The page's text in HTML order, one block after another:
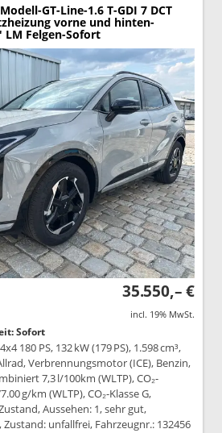
GT-Line-1.6 T-GDI 7 DCT
vorne und hinten-
LM Felgen-Sofort
35.550,– €
incl. 19% MwSt.
Sofort
180 PS, 132 kW (179 PS), 1.598 cm³,
Verbrennungsmotor (ICE), Benzin,
7,3 l/100km (WLTP), CO₂-
g/km (WLTP), CO₂-Klasse G,
Aussehen: 1, sehr gut,
unfallfrei, Fahrzeugnr.: 132456